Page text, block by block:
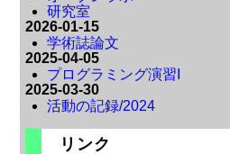
研究室
2026-01-15
学術誌論文
2025-04-05
プログラミング演習I
2025-03-30
活動の記録/2024
リンク